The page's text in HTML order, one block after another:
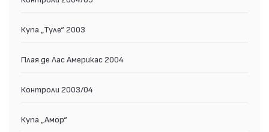
Купа „Туле“ 2003
Плая де Лас Америкас 2004
Контроли 2003/04
Купа „Амор“